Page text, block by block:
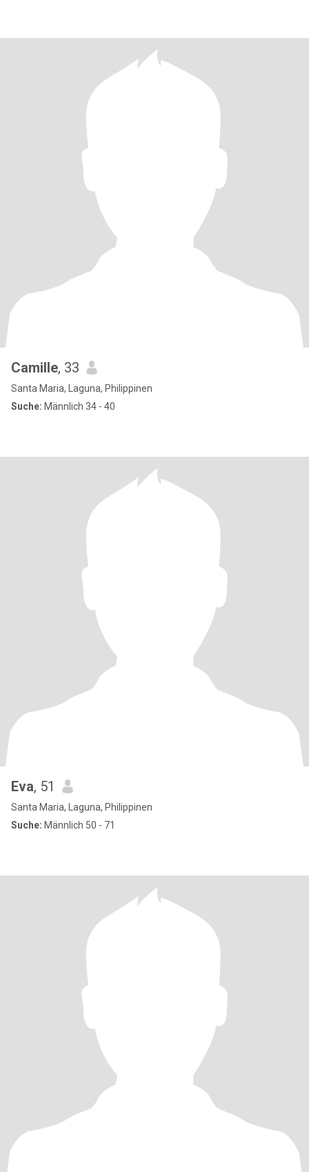
Camille, 33
Santa Maria, Laguna, Philippinen
Suche: Männlich 34 - 40
Eva, 51
Santa Maria, Laguna, Philippinen
Suche: Männlich 50 - 71